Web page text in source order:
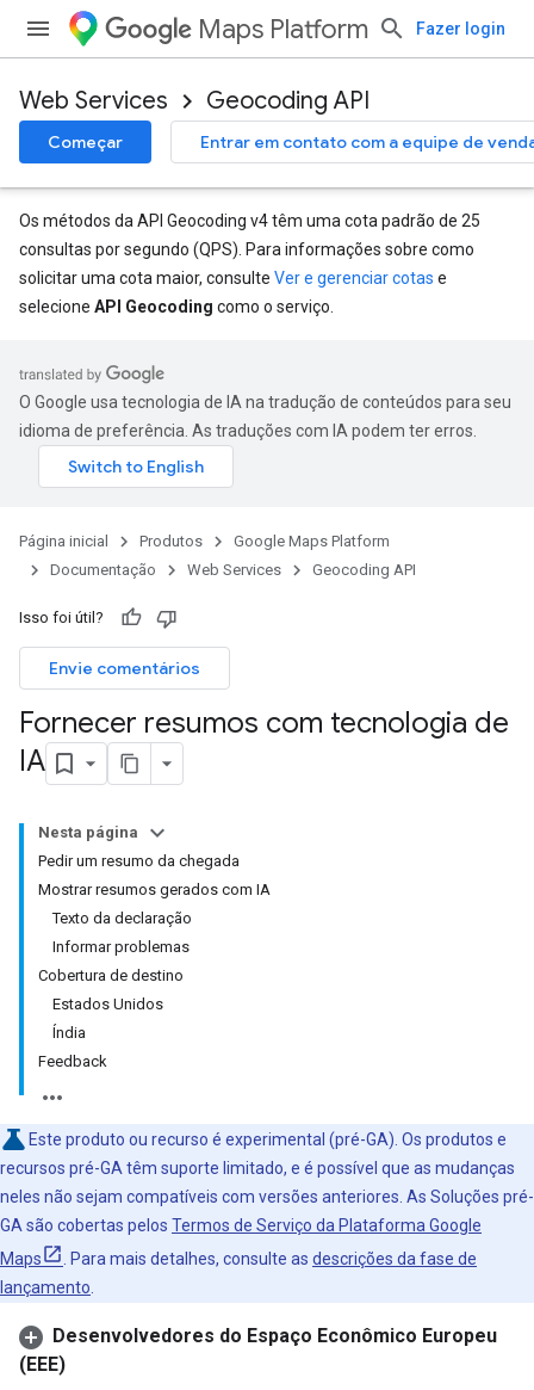
Maps Platform Fazer login
Web Services Geocoding API
Começar Entrar em contato com a equipe de
Os métodos da API Geocoding v4 têm uma cota padrão de 25
consultas por segundo (QPS). Para informações sobre como
solicitar uma cota maior, consulte Ver e gerenciar cotas e
selecione API Geocoding como o serviço.
O Google usa tecnologia de IA na tradução de conteúdos para seu
idioma de preferência. As traduções com IA podem ter erros.
Página inicial Produtos
Google Maps Platform
Documentação
Web Services Geocoding API
Isso foi útil?
Envie comentários
Fornecer resumos com tecnologia de
IA
Nesta página
Pedir um resumo da chegada
Mostrar resumos gerados com IA
Texto da declaração
Informar problemas
Cobertura de destino
Estados Unidos
Índia
Feedback
Este produto ou recurso é experimental (pré-GA). Os produtos e
recursos pré-GA têm suporte limitado, e é possível que as mudanças
neles não sejam compatíveis com versões anteriores. As Soluções pré-
GA são cobertas pelos Termos de Serviço da Plataforma Google
Maps
. Para mais detalhes, consulte as descrições da fase de
lançamento
Desenvolvedores do Espaço Econômico Europeu
(EEE)